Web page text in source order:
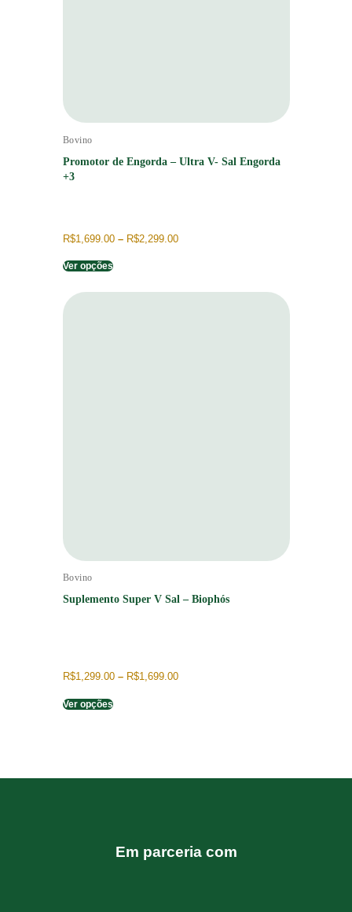
Bovino
Promotor de Engorda – Ultra V- Sal Engorda
+3
R$1,699.00 – R$2,299.00
Ver opções
Bovino
Suplemento Super V Sal – Biophós
R$1,299.00 – R$1,699.00
Ver opções
Em parceria com